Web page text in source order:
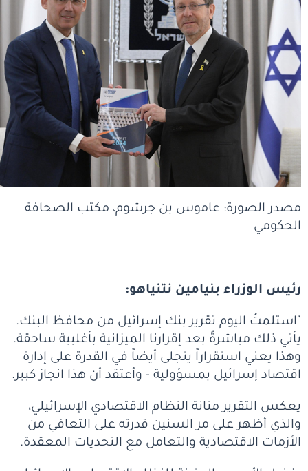
مصدر الصورة: عاموس بن جرشوم، مكتب الصحافة
الحكومي
رئيس الوزراء بنيامين نتنياهو:
"استلمتُ اليوم تقرير بنك إسرائيل من محافظ البنك.
يأتي ذلك مباشرةً بعد إقرارنا الميزانية بأغلبية ساحقة.
وهذا يعني استقراراً يتجلى أيضاً في القدرة على إدارة
اقتصاد إسرائيل بمسؤولية - وأعتقد أن هذا انجاز كبير.
يعكس التقرير متانة النظام الاقتصادي الإسرائيلي،
والذي أظهر على مر السنين قدرته على التعافي من
الأزمات الاقتصادية والتعامل مع التحديات المعقدة.